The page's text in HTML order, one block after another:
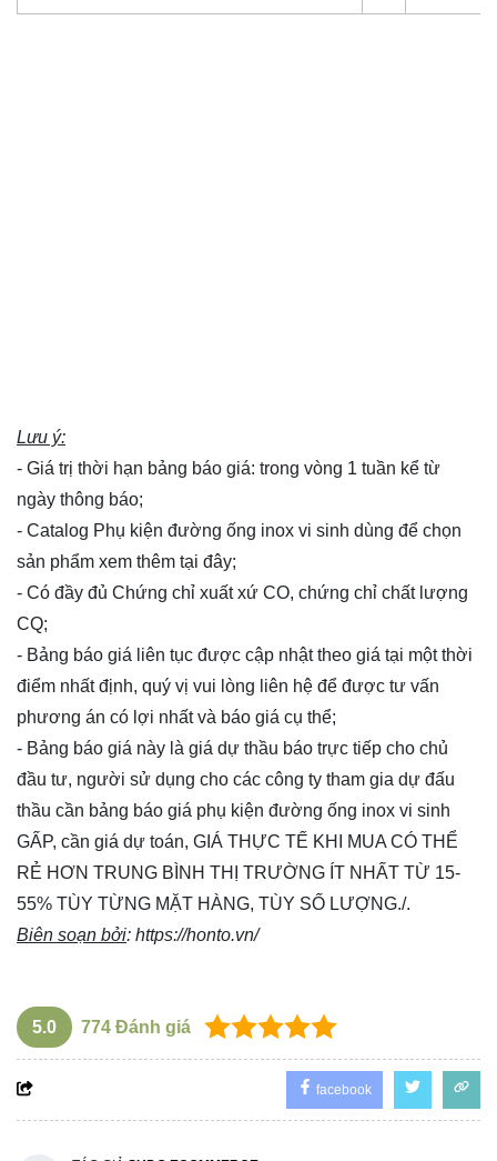
Lưu ý:
- Giá trị thời hạn bảng báo giá: trong vòng 1 tuần kể từ
ngày thông báo;
- Catalog Phụ kiện đường ống inox vi sinh dùng để chọn
sản phẩm xem thêm tại đây;
- Có đầy đủ Chứng chỉ xuất xứ CO, chứng chỉ chất lượng
CQ;
- Bảng báo giá liên tục được cập nhật theo giá tại một thời
điểm nhất định, quý vị vui lòng liên hệ để được tư vấn
phương án có lợi nhất và báo giá cụ thể;
- Bảng báo giá này là giá dự thầu báo trực tiếp cho chủ
đầu tư, người sử dụng cho các công ty tham gia dự đấu
thầu cần bảng báo giá phụ kiện đường ống inox vi sinh
GẤP, cần giá dự toán, GIÁ THỰC TẾ KHI MUA CÓ THỂ
RẺ HƠN TRUNG BÌNH THỊ TRƯỜNG ÍT NHẤT TỪ 15-
55% TÙY TỪNG MẶT HÀNG, TÙY SỐ LƯỢNG./.
Biên soạn bởi: https://honto.vn/
5.0 774 Đánh giá
facebook